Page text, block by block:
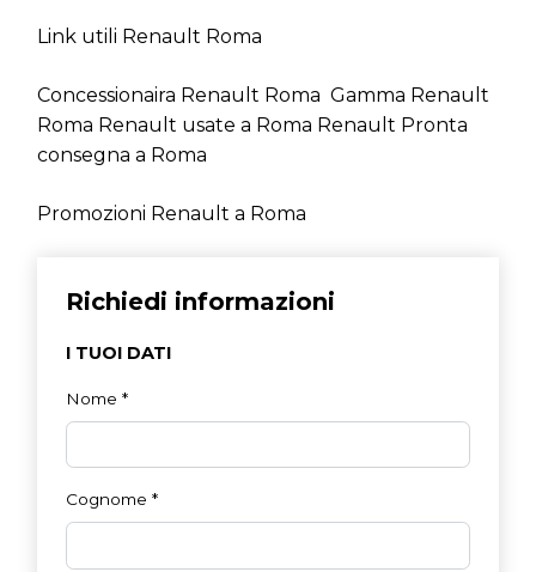
Link utili Renault Roma
Concessionaira Renault Roma Gamma Renault
Roma Renault usate a Roma Renault Pronta
consegna a Roma
Promozioni Renault a Roma
Richiedi informazioni
I TUOI DATI
Nome *
Cognome *